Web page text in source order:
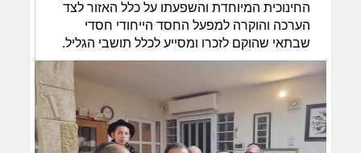
החינוכית המיוחדת והשפעתו על כלל האזור לצד
הערכה והוקרה למפעל החסד הייחודי חסדי
שבתאי שהוקם לזכרו ומסייע לכלל תושבי הגליל.